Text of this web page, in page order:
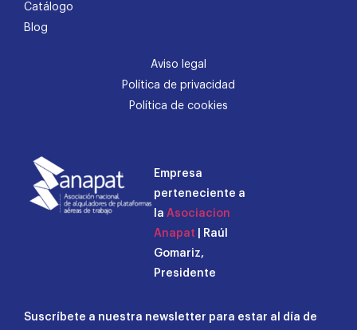
Catálogo
Blog
Aviso legal
Política de privacidad
Política de cookies
Empresa
perteneciente a
la Asociacion
Anapat | Raúl
Gomariz,
Presidente
Suscríbete a nuestra newsletter para estar al día de